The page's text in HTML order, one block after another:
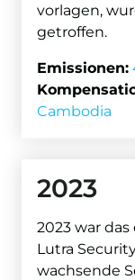
vorlagen,
getroffen.
Emissionen:
Cambodia
2023
2023 war
Lutra
wachsende